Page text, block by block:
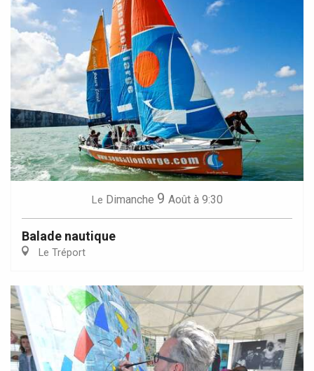
Le Dimanche 9 Août à 9:30
Balade nautique
Le Tréport